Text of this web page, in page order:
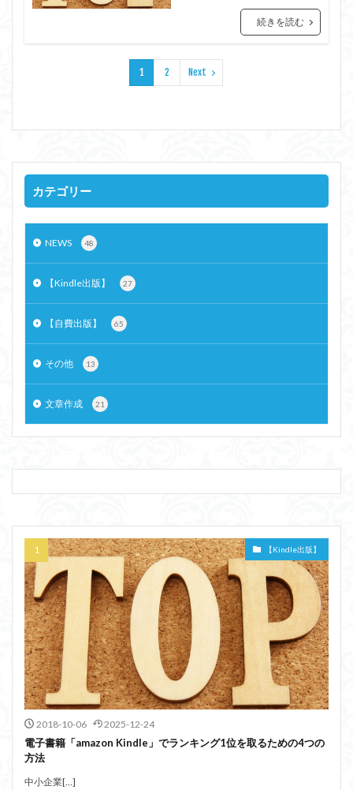
続きを読む
1 2 Next
カテゴリー
NEWS 48
【Kindle出版】 27
【自費出版】 65
その他 13
文章作成 21
【Kindle出版】
2018-10-06 2025-12-24
電子書籍「amazon Kindle」でランキング1位を取るための4つの
方法
中小企業[…]